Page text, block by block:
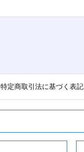
特定商取引法に基づく表記